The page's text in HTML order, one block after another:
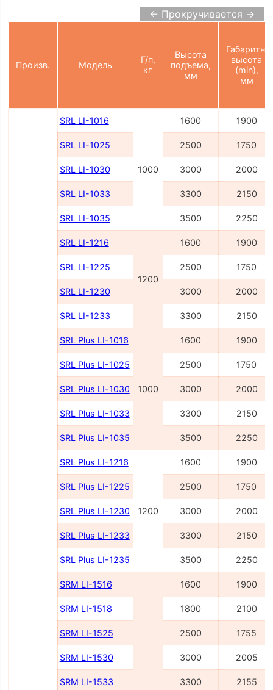
← Прокручивается →
Произв. Модель
Г/п,
кг
Высота
подъема,
мм
Габаритн.
высота
(min),
мм
SRL LI-1016
1000
1600 1900
SRL LI-1025 2500 1750
SRL LI-1030 3000 2000
SRL LI-1033 3300 2150
SRL LI-1035 3500 2250
SRL LI-1216
1200
1600 1900
SRL LI-1225 2500 1750
SRL LI-1230 3000 2000
SRL LI-1233 3300 2150
SRL Plus LI-1016
1000
1600 1900
SRL Plus LI-1025 2500 1750
SRL Plus LI-1030 3000 2000
SRL Plus LI-1033 3300 2150
SRL Plus LI-1035 3500 2250
SRL Plus LI-1216
1200
1600 1900
SRL Plus LI-1225 2500 1750
SRL Plus LI-1230 3000 2000
SRL Plus LI-1233 3300 2150
SRL Plus LI-1235 3500 2250
SRM LI-1516 1600 1900
SRM LI-1518 1800 2100
SRM LI-1525 2500 1755
SRM LI-1530 3000 2005
SRM LI-1533 3300 2155